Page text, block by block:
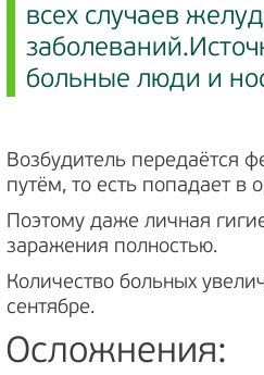
всех случаев
больные люди и
Возбудитель передаётся
путём, то есть попадает в
Поэтому даже личная
заражения полностью.
Количество больных
сентябре.
Осложнения: